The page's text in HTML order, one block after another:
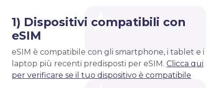
1) Dispositivi compatibili con
eSIM
eSIM è compatibile con gli smartphone, i tablet e i
laptop più recenti predisposti per eSIM. Clicca qui
per verificare se il tuo dispositivo è compatibile